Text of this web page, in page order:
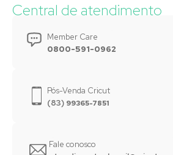
Central de atendimento
Member Care
0800-591-0962
Pós-Venda Cricut
(83) 99365-7851
Fale conosco